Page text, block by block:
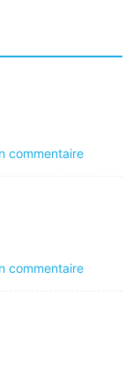
commentaire
commentaire